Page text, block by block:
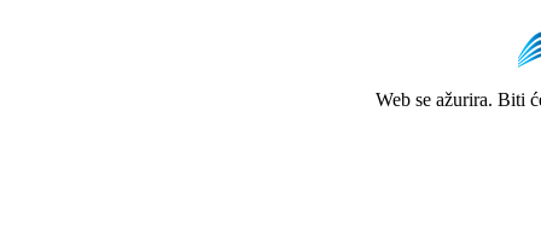
Web se ažurira. Biti